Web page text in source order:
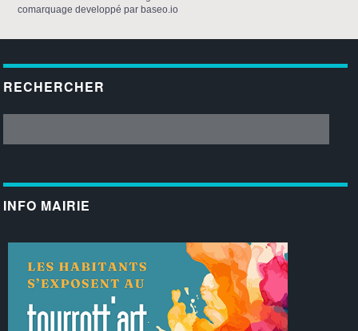
comarquage developpé parbaseo.io
RECHERCHER
INFO MAIRIE